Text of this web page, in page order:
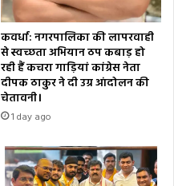
कवर्धा: नगरपालिका की लापरवाही
से स्वच्छता अभियान ठप कबाड़ हो
रही हैं कचरा गाड़ियां कांग्रेस नेता
दीपक ठाकुर ने दी उग्र आंदोलन की
चेतावनी।
1 day ago